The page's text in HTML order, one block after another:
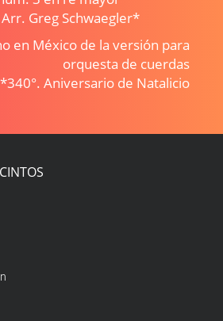
Greg Schwaegler*
en México de la versión para
orquesta de cuerdas
Aniversario de Natalicio